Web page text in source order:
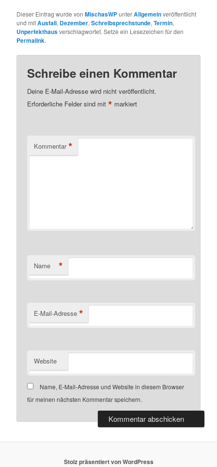
Dieser Eintrag wurde vonMischasWPunterAllgemeinveröffentlicht
und mitAusfall, Dezember,Schreibsprechstunde,Termin,
Unperfekthausverschlagwortet. Setze ein Lesezeichen für den
Permalink.
Schreibe einen Kommentar
Deine E-Mail-Adresse wird nicht veröffentlicht.
Erforderliche Felder sind mit* markiert
Kommentar *
Name *
E-Mail-Adresse *
Website
Name, E-Mail-Adresse und Website in diesem Browser
für meinen nächsten Kommentar speichern.
Stolz präsentiert von WordPress